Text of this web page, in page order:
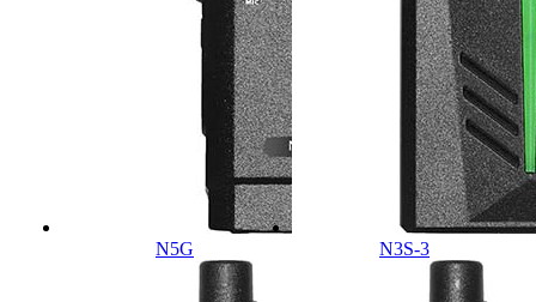
N5G N3S-3